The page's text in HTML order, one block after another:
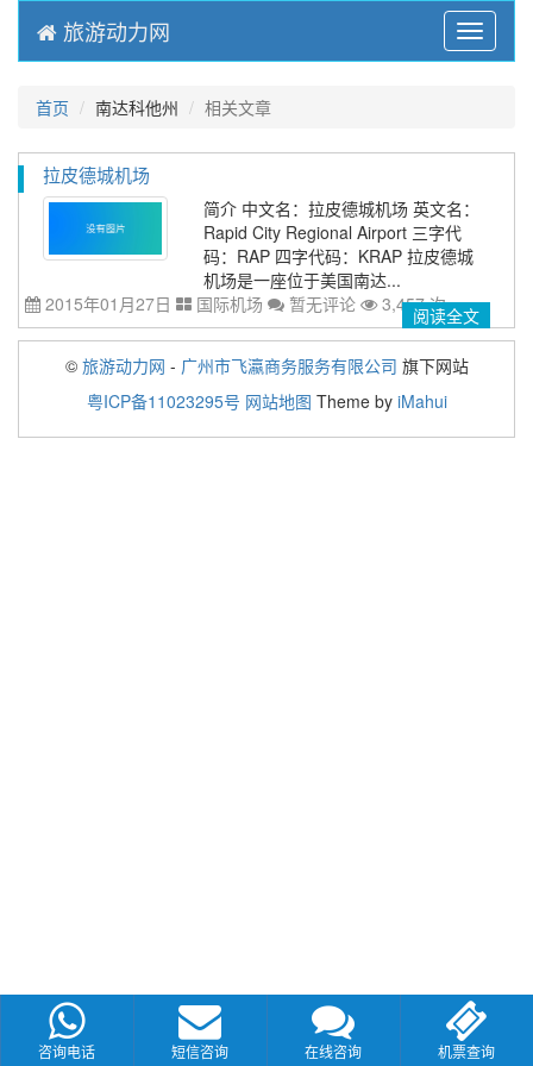
Menu
旅游动力网
首页 南达科他州 相关文章
拉皮德城机场
简介 中文名：拉皮德城机场 英文名：
Rapid City Regional Airport 三字代
码：RAP 四字代码：KRAP 拉皮德城
机场是一座位于美国南达...
2015年01月27日
国际机场 暂无评论 3,457 次阅读全文
© 旅游动力网 - 广州市飞瀛商务服务有限公司 旗下网站
粤ICP备11023295号 网站地图 Theme by iMahui
咨询电话 短信咨询 在线咨询 机票查询